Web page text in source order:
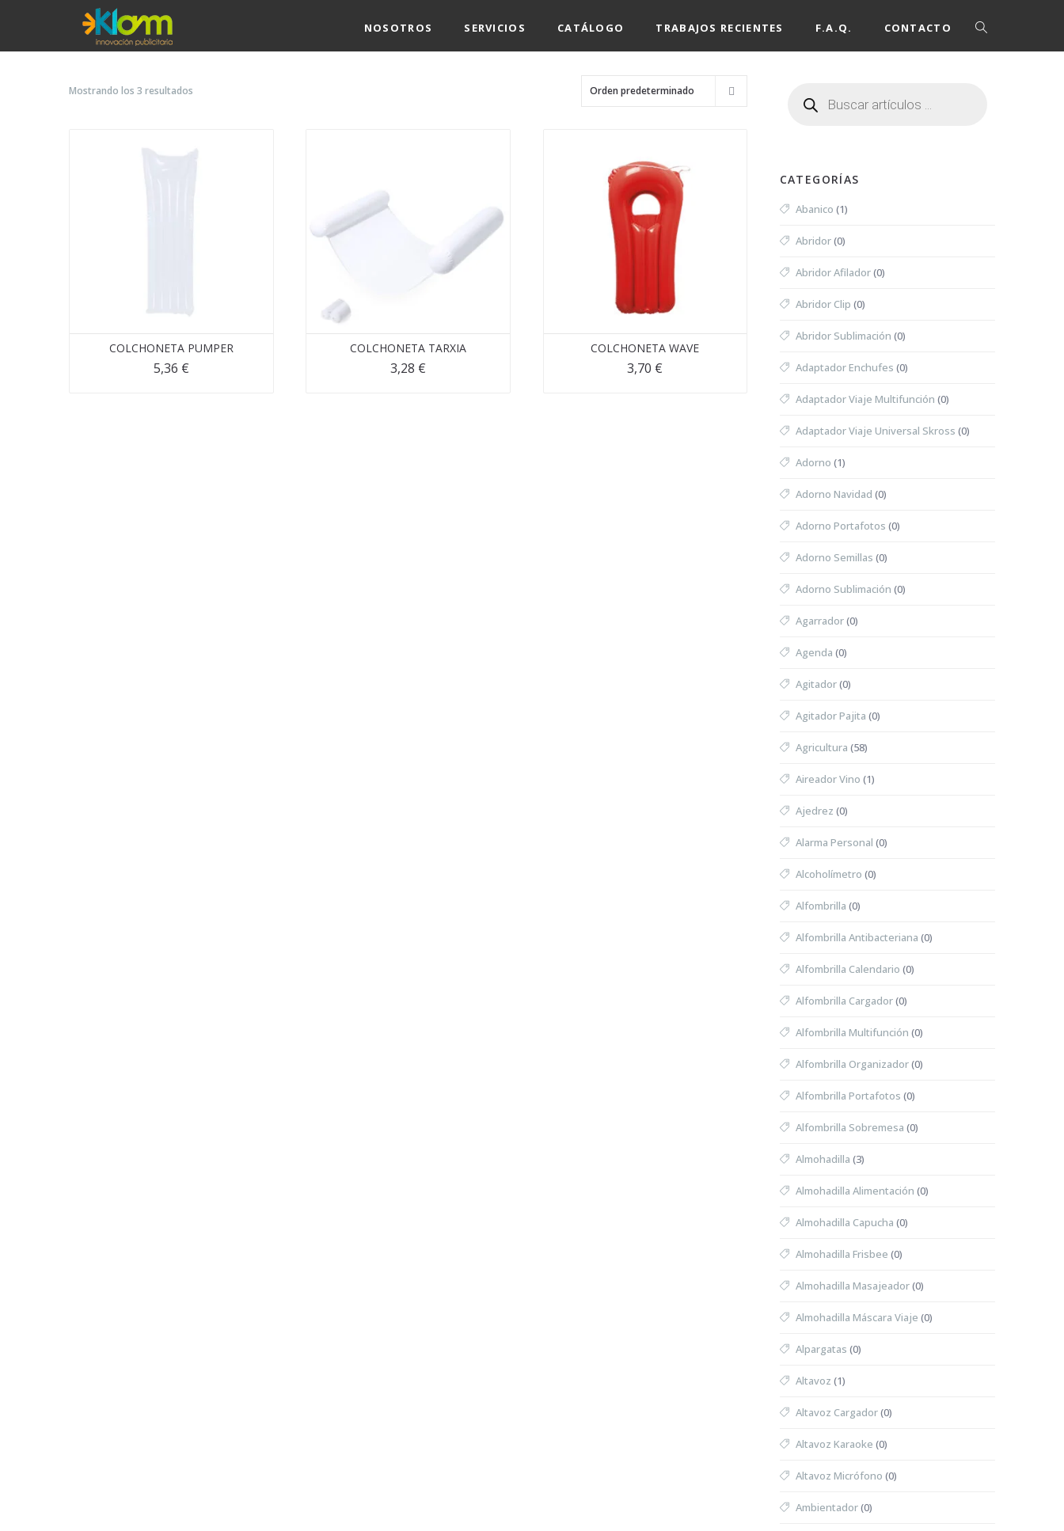
NOSOTROS SERVICIOS CATÁLOGO TRABAJOS RECIENTES F.A.Q. CONTACTO
Mostrando los 3 resultados
COLCHONETA PUMPER
5,36 €
COLCHONETA TARXIA
3,28 €
COLCHONETA WAVE
3,70 €
CATEGORÍAS
Abanico (1)
Abridor(0)
Abridor Afilador(0)
Abridor Clip (0)
Abridor Sublimación (0)
Adaptador Enchufes (0)
Adaptador Viaje Multifunción (0)
Adaptador Viaje Universal Skross (0)
Adorno (1)
Adorno Navidad (0)
Adorno Portafotos (0)
Adorno Semillas (0)
Adorno Sublimación (0)
Agarrador(0)
Agenda (0)
Agitador(0)
Agitador Pajita (0)
Agricultura (58)
Aireador Vino (1)
Ajedrez (0)
Alarma Personal (0)
Alcoholímetro (0)
Alfombrilla (0)
Alfombrilla Antibacteriana (0)
Alfombrilla Calendario (0)
Alfombrilla Cargador(0)
Alfombrilla Multifunción (0)
Alfombrilla Organizador(0)
Alfombrilla Portafotos (0)
Alfombrilla Sobremesa (0)
Almohadilla (3)
Almohadilla Alimentación (0)
Almohadilla Capucha (0)
Almohadilla Frisbee (0)
Almohadilla Masajeador(0)
Almohadilla Máscara Viaje (0)
Alpargatas (0)
Altavoz (1)
Altavoz Cargador(0)
Altavoz Karaoke (0)
Altavoz Micrófono (0)
Ambientador(0)